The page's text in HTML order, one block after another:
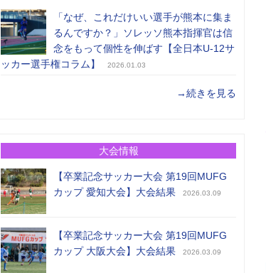
「なぜ、これだけいい選手が熊本に集ま
るんですか？」ソレッソ熊本指揮官は信
念をもって個性を伸ばす【全日本U-12サ
ッカー選手権コラム】
2026.01.03
→続きを見る
大会情報
【卒業記念サッカー大会 第19回MUFG
カップ 愛知大会】大会結果
2026.03.09
【卒業記念サッカー大会 第19回MUFG
カップ 大阪大会】大会結果
2026.03.09